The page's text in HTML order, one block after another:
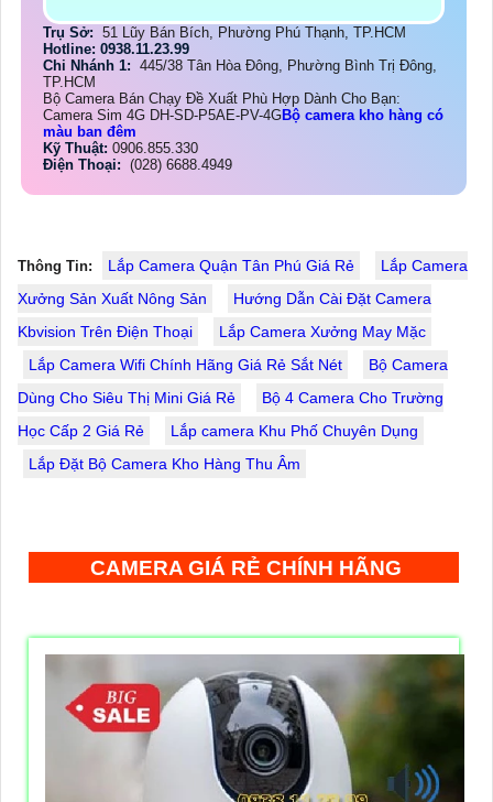
Trụ Sở: 51 Lũy Bán Bích, Phường Phú Thạnh, TP.HCM
Hotline: 0938.11.23.99
Chi Nhánh 1: 445/38 Tân Hòa Đông, Phường Bình Trị Đông,
TP.HCM
Bộ Camera Bán Chạy Đề Xuất Phù Hợp Dành Cho Bạn:
Camera Sim 4G DH-SD-P5AE-PV-4GBộ camera kho hàng có
màu ban đêm
Kỹ Thuật: 0906.855.330
Điện Thoại: (028) 6688.4949
Thông Tin: Lắp Camera Quận Tân Phú Giá Rẻ
Lắp Camera
Xưởng Sản Xuất Nông Sản
Hướng Dẫn Cài Đặt Camera
Kbvision Trên Điện Thoại
Lắp Camera Xưởng May Mặc
Lắp Camera Wifi Chính Hãng Giá Rẻ Sắt Nét
Bộ Camera
Dùng Cho Siêu Thị Mini Giá Rẻ
Bộ 4 Camera Cho Trường
Học Cấp 2 Giá Rẻ
Lắp camera Khu Phố Chuyên Dụng
Lắp Đặt Bộ Camera Kho Hàng Thu Âm
CAMERA GIÁ RẺ CHÍNH HÃNG